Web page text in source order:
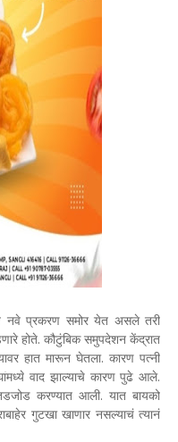
नवे प्रकरण समोर येत असले तरी
होते. कौटुंबिक समुपदेशन केंद्रात
हात मारून घेतला. कारण पत्नी
वाद झाल्याचे कारण पुढे आले.
करण्यात आली. यात बायको
गुटखा खाणार नसल्याचं त्यानं